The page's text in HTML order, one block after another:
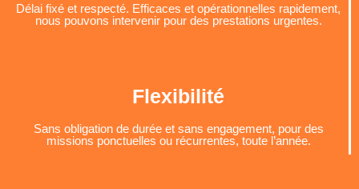
Délai fixé et respecté. Efficaces et opérationnelles rapidement,
nous pouvons intervenir pour des prestations urgentes.
Flexibilité
Sans obligation de durée et sans engagement, pour des
missions ponctuelles ou récurrentes, toute l’année.